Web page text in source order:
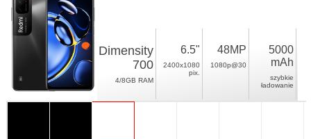
Dimensity
700
4/8GB RAM
6.5"
2400x1080
pix.
48MP
1080p@30
5000
mAh
szybkie
ładowanie